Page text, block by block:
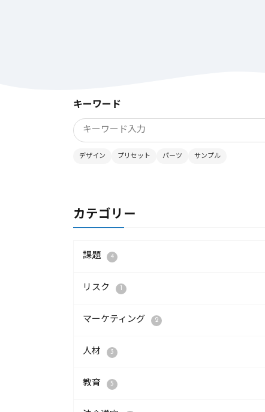
キーワード
デザイン プリセット パーツ サンプル
カテゴリー
課題 4
リスク 1
マーケティング 2
人材 3
教育 5